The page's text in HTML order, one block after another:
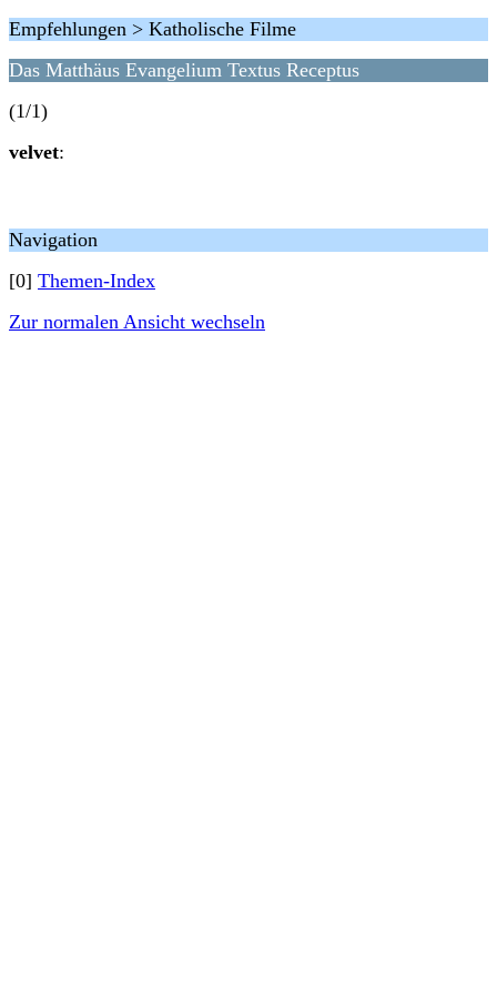
Empfehlungen > Katholische Filme
Das Matthäus Evangelium Textus Receptus
(1/1)
velvet:
Navigation
[0] Themen-Index
Zur normalen Ansicht wechseln